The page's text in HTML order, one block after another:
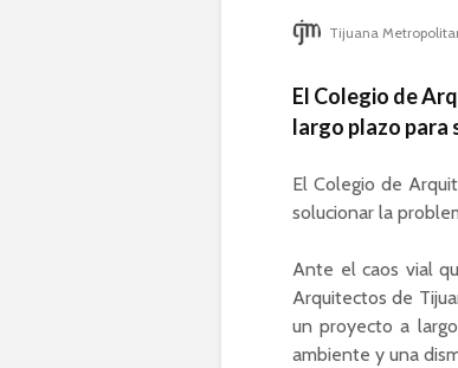
Tijuana
El Colegio de
largo plazo para
El Colegio de
solucionar la
Ante el caos vial
Arquitectos de
un proyecto a
ambiente y una